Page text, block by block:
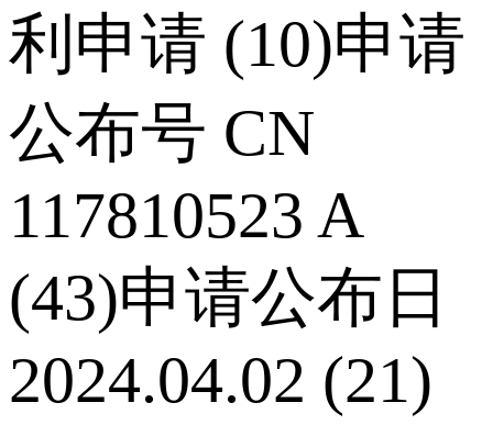
利申请 (10)申请
公布号 CN
117810523 A
(43)申请公布日
2024.04.02 (21)